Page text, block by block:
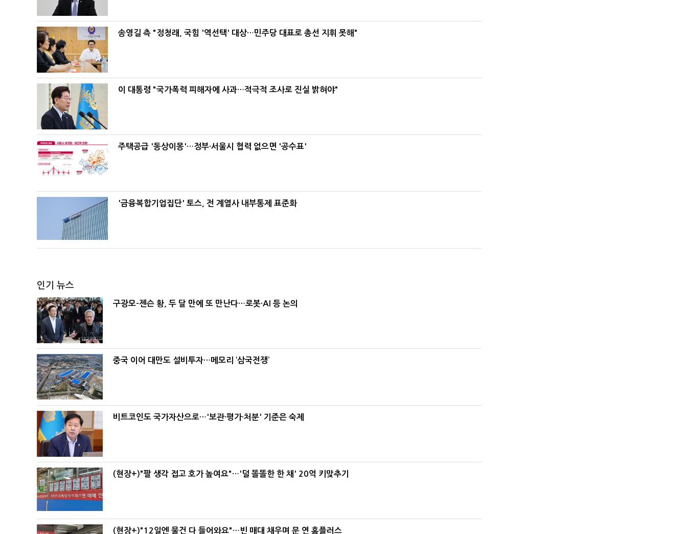
송영길 측 "정청래, 국힘 '역선택' 대상…민주당 대표로 총선 지휘 못해"
이 대통령 "국가폭력 피해자에 사과…적극적 조사로 진실 밝혀야"
주택공급 '동상이몽'…정부·서울시 협력 없으면 '공수표'
'금융복합기업집단' 토스, 전 계열사 내부통제 표준화
인기 뉴스
구광모-젠슨 황, 두 달 만에 또 만난다…로봇·AI 등 논의
중국 이어 대만도 설비투자…메모리 ‘삼국전쟁’
비트코인도 국가자산으로…'보관·평가·처분' 기준은 숙제
(현장+)"팔 생각 접고 호가 높여요"…'덜 똘똘한 한 채' 20억 키맞추기
(현장+)"12일엔 물건 다 들어와요"…빈 매대 채우며 문 연 홈플러스